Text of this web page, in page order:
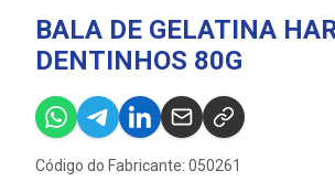
BALA DE GELATINA
DENTINHOS 80G
Código do Fabricante: 050261